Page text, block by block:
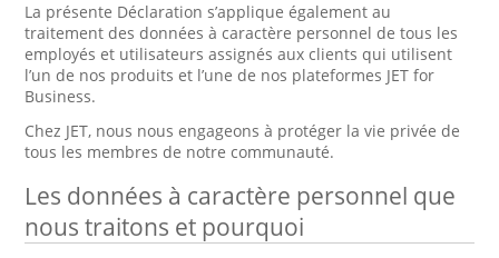
La présente Déclaration s’applique également au
traitement des données à caractère personnel de tous les
employés et utilisateurs assignés aux clients qui utilisent
l’un de nos produits et l’une de nos plateformes JET for
Business.
Chez JET, nous nous engageons à protéger la vie privée de
tous les membres de notre communauté.
Les données à caractère personnel que
nous traitons et pourquoi